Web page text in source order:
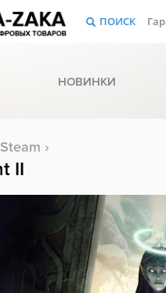
ПОИСК
НОВИНКИ
Steam ›
II